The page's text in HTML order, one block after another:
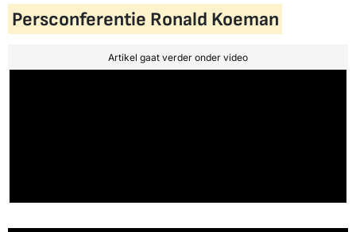
Persconferentie Ronald Koeman
Artikel gaat verder onder video